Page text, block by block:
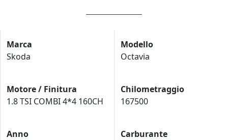
Marca
Skoda
Modello
Octavia
Motore / Finitura
1.8 TSI COMBI 4*4 160CH
Chilometraggio
167500
Anno
Carburante